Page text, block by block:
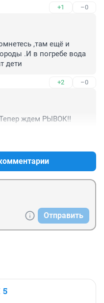
+1 –0
,там ещё и
.И в погребе вода
дети
+2 –0
ждем РЫВОК!!
Отправить